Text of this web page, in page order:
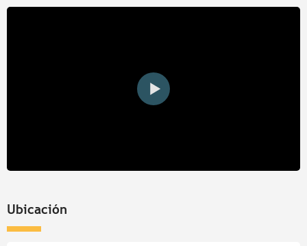
Ubicación